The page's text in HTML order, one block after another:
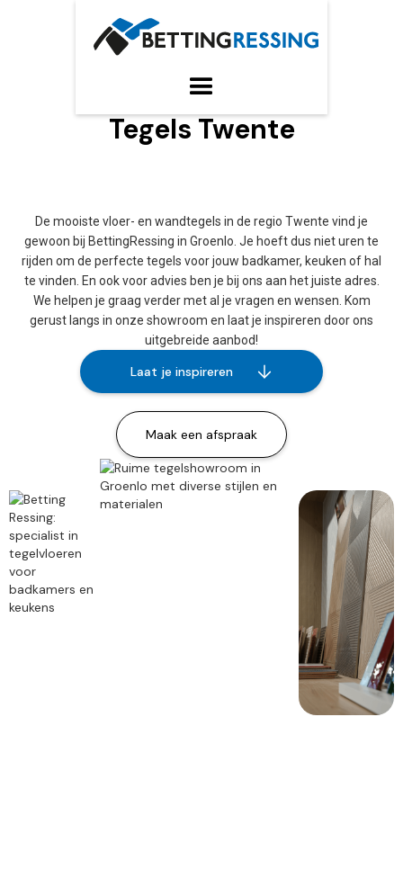
Tegels Twente
De mooiste vloer- en wandtegels in de regio Twente vind je
gewoon bij BettingRessing in Groenlo. Je hoeft dus niet uren te
rijden om de perfecte tegels voor jouw badkamer, keuken of hal
te vinden. En ook voor advies ben je bij ons aan het juiste adres.
We helpen je graag verder met al je vragen en wensen. Kom
gerust langs in onze showroom en laat je inspireren door ons
uitgebreide aanbod!
Laat je inspireren
Maak een afspraak